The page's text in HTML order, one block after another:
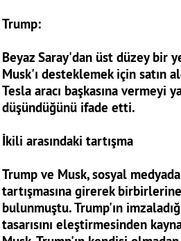
Trump:
Beyaz Saray'dan üst düzey bir
Musk'ı desteklemek için satın
Tesla aracı başkasına vermeyi
düşündüğünü ifade etti.
İkili arasındaki tartışma
Trump ve Musk, sosyal
tartışmasına girerek
bulunmuştu. Trump'ın
tasarısını eleştirmesinden